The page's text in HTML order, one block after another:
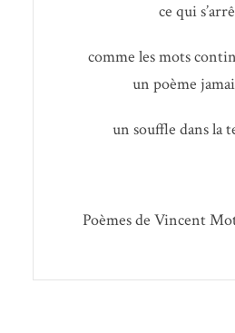
ce qui
comme les mots
un poème
un souffle dans la
Poèmes de Vincent